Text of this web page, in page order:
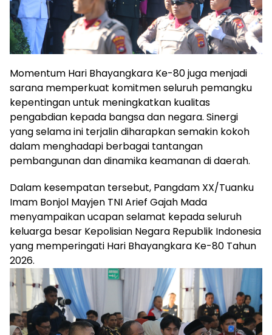
Momentum Hari Bhayangkara Ke-80 juga menjadi
sarana memperkuat komitmen seluruh pemangku
kepentingan untuk meningkatkan kualitas
pengabdian kepada bangsa dan negara. Sinergi
yang selama ini terjalin diharapkan semakin kokoh
dalam menghadapi berbagai tantangan
pembangunan dan dinamika keamanan di daerah.
Dalam kesempatan tersebut, Pangdam XX/Tuanku
Imam Bonjol Mayjen TNI Arief Gajah Mada
menyampaikan ucapan selamat kepada seluruh
keluarga besar Kepolisian Negara Republik Indonesia
yang memperingati Hari Bhayangkara Ke-80 Tahun
2026.